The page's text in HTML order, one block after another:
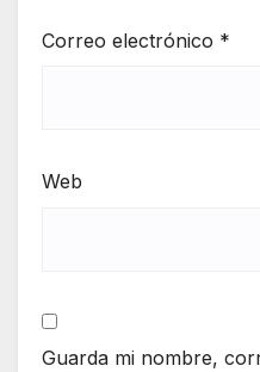
Correo electrónico *
Web
Guarda mi nombre,